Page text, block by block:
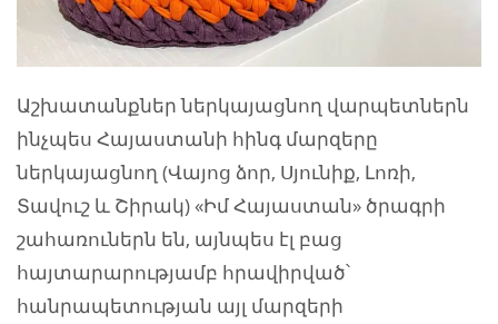
Աշխատանքներ ներկայացնող վարպետներն
ինչպես Հայաստանի հինգ մարզերը
ներկայացնող (Վայոց ձոր, Սյունիք, Լոռի,
Տավուշ և Շիրակ) «Իմ Հայաստան» ծրագրի
շահառուներն են, այնպես էլ բաց
հայտարարությամբ հրավիրված՝
հանրապետության այլ մարզերի